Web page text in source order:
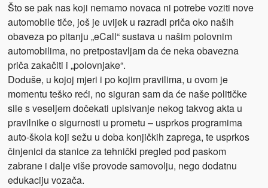
Što se pak nas koji nemamo novaca ni potrebe voziti nove
automobile tiče, još je uvijek u razradi priča oko naših
obaveza po pitanju „eCall“ sustava u našim polovnim
automobilima, no pretpostavljam da će neka obavezna
priča zakačiti i „polovnjake“.
Doduše, u kojoj mjeri i po kojim pravilima, u ovom je
momentu teško reći, no siguran sam da će naše političke
sile s veseljem dočekati upisivanje nekog takvog akta u
pravilnike o sigurnosti u prometu – usprkos programima
auto-škola koji sežu u doba konjičkih zaprega, te usprkos
činjenici da stanice za tehnički pregled pod paskom
zabrane i dalje više provode samovolju, nego dodatnu
edukaciju vozača.